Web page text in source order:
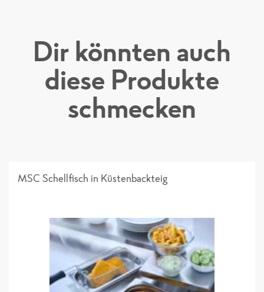
Sortimentsliste
Dir könnten auch
diese Produkte
schmecken
MSC Schellfisch in Küstenbackteig